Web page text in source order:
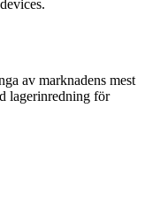
lagerinredning för